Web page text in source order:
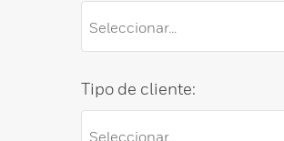
Tipo de cliente: